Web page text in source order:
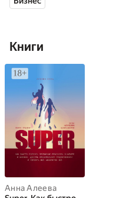
Книги
Анна Алеева